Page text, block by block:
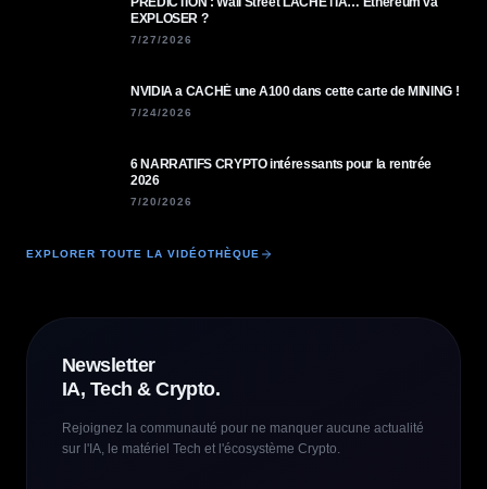
EXPLOSER ?
7/27/2026
NVIDIA a CACHÉ une A100 dans cette carte de MINING !
7/24/2026
6 NARRATIFS CRYPTO intéressants pour la rentrée
2026
7/20/2026
EXPLORER TOUTE LA VIDÉOTHÈQUE
Newsletter
IA, Tech & Crypto.
Rejoignez la communauté pour ne manquer aucune actualité
sur l'IA, le matériel Tech et l'écosystème Crypto.